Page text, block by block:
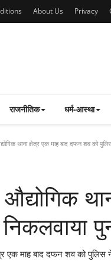
About Us Privacy
राजनीतिक धर्म-आस्था
थाना क्षेत्र एक माह बाद दफन शव को
एक माह बाद दफन शव को पुलिस